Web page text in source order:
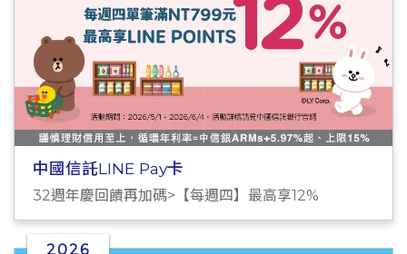
中國信託LINE Pay卡
32週年慶回饋再加碼>【每週四】最高享12%
2026